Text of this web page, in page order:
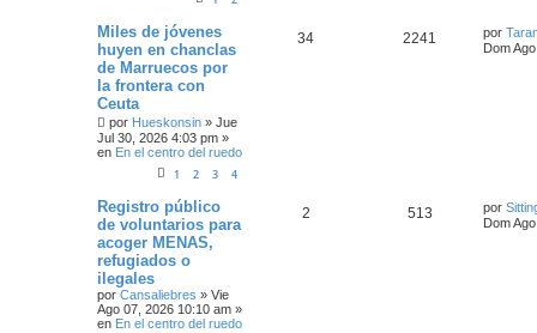
Miles de jóvenes
huyen en chanclas
de Marruecos por
la frontera con
Ceuta
por Hueskonsin » Jue
Jul 30, 2026 4:03 pm »
en En el centro del ruedo
1 2 3 4
34 2241 por
Dom
Registro público
de voluntarios para
acoger MENAS,
refugiados o
ilegales
por Cansaliebres » Vie
Ago 07, 2026 10:10 am »
en En el centro del ruedo
2 513 por
Dom